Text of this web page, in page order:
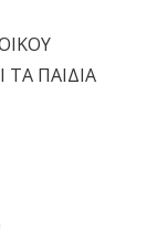
ΤΑ ΠΑΙΔΙΑ